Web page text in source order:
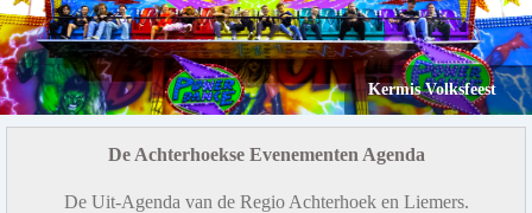
Kermis Volksfeest
De Achterhoekse Evenementen Agenda
De Uit-Agenda van de Regio Achterhoek en Liemers.